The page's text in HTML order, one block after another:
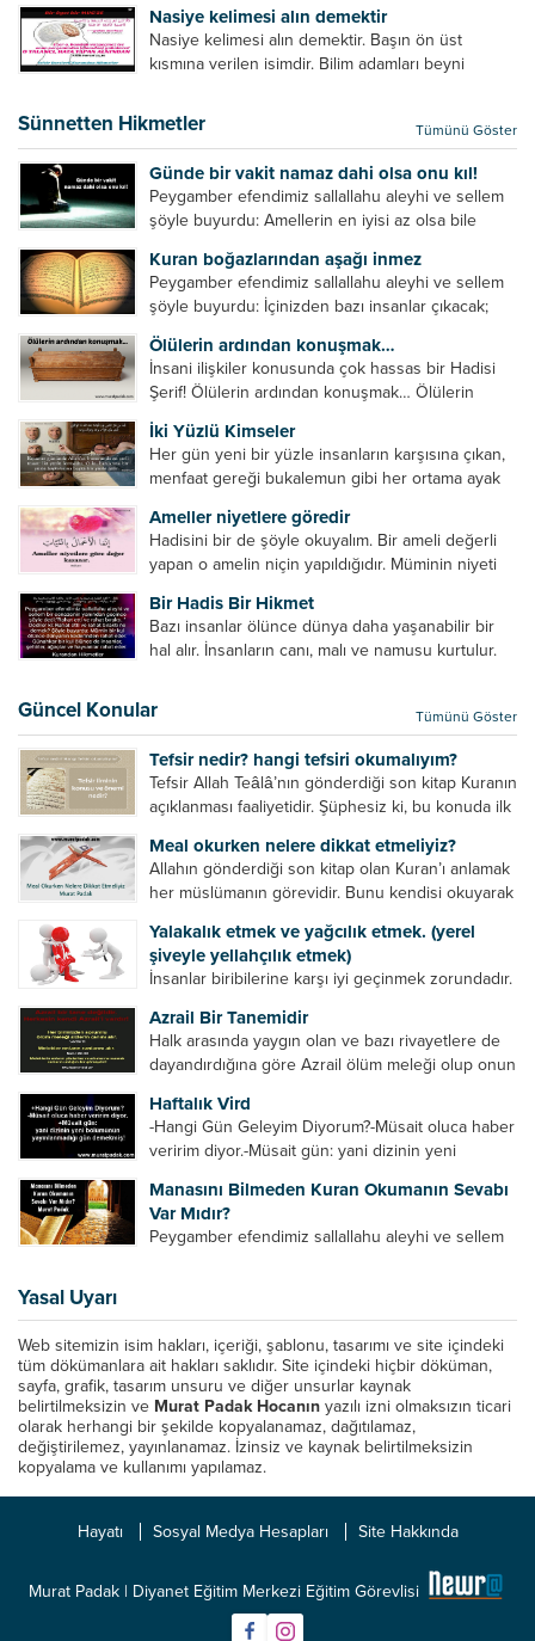
âyetlere baksın. Hayatı özetler misin sorusuna
verilebilecek en kısa ve bir o...
Nasiye kelimesi alın demektir
Nasiye kelimesi alın demektir. Başın ön üst
kısmına verilen isimdir. Bilim adamları beyni
Beynin ön kısmında bulunan bölüme ön bellek
denir. Bu kısım insan vücudunda...
Sünnetten Hikmetler Tümünü Göster
Günde bir vakit namaz dahi olsa onu kıl!
Peygamber efendimiz sallallahu aleyhi ve sellem
şöyle buyurdu: Amellerin en iyisi az olsa bile
bir yere sahiptir. Namaz kul ile Allah arasındaki bir
toplantıdır....
Kuran boğazlarından aşağı inmez
Peygamber efendimiz sallallahu aleyhi ve sellem
şöyle buyurdu: İçinizden bazı insanlar çıkacak;
küçümseyeceksiniz. Onların oruçlarını görünce
kendi oruçlarınızı küçümseyeceksiniz. Onların
amellerini görünce kendi amellerinizi
küçümseyeceksiniz. ...
Ölülerin ardından konuşmak…
İnsani ilişkiler konusunda çok hassas bir Hadisi
Şerif! Ölülerin ardından konuşmak… Ölülerin
küfretmek, sövmek, onların günah ve kusurlarını
zikretmek ölüye zarar vermez, fayda da vermez....
İki Yüzlü Kimseler
Her gün yeni bir yüzle insanların karşısına çıkan,
menfaat gereği bukalemun gibi her ortama ayak
insan grubudur. Müminlerin yanında mümin gibi
duran,...
Ameller niyetlere göredir
Hadisini bir de şöyle okuyalım. Bir ameli değerli
yapan o amelin niçin yapıldığıdır. Müminin niyeti
namazın hiçbir değeri yoktur. Gösteriş için
okunan ezanın hiçbir...
Bir Hadis Bir Hikmet
Bazı insanlar ölünce dünya daha yaşanabilir bir
hal alır. İnsanların canı, malı ve namusu kurtulur.
kurtulur. Ağaçlar onun zulmünden kurtulur....
Güncel Konular Tümünü Göster
Tefsir nedir? hangi tefsiri okumalıyım?
Tefsir Allah Teâlâ’nın gönderdiği son kitap Kuranın
açıklanması faaliyetidir. Şüphesiz ki, bu konuda ilk
ayetleri peygamber efendimize soruyor. O da
bunları izah ediyor/tefsir ediyordu. “Biz sana...
Meal okurken nelere dikkat etmeliyiz?
Allahın gönderdiği son kitap olan Kuran’ı anlamak
her müslümanın görevidir. Bunu kendisi okuyarak
yollarla anlamaya çalışmalıdır. Meal nedir? Arapça
bir kelime olan meal;...
Yalakalık etmek ve yağcılık etmek. (yerel
şiveyle yellahçılık etmek)
İnsanlar biribilerine karşı iyi geçinmek zorundadır.
makam gücü, nesep gücü, maddi güç, fiziki güç)
diğer insanları ezebiliyor. Normal şartlarda elinde
bu güçler...
Azrail Bir Tanemidir
Halk arasında yaygın olan ve bazı rivayetlere de
dayandırdığına göre Azrail ölüm meleği olup onun
Azrail tek başına aynı anda binlerce insanın
canını...
Haftalık Vird
-Hangi Gün Geleyim Diyorum?-Müsait oluca haber
veririm diyor.-Müsait gün: yani dizinin yeni
efendinin Haftalık Virdi HAFTALIK VİRD Pazartesi
Günü Hangi VİRD var?20:00 Star TV –...
Manasını Bilmeden Kuran Okumanın Sevabı
Var Mıdır?
Peygamber efendimiz sallallahu aleyhi ve sellem
Yasal Uyarı
Web sitemizin isim hakları, içeriği, şablonu, tasarımı ve site içindeki
tüm dökümanlara ait hakları saklıdır. Site içindeki hiçbir döküman,
sayfa, grafik, tasarım unsuru ve diğer unsurlar kaynak
belirtilmeksizin ve Murat Padak Hocanın yazılı izni olmaksızın ticari
olarak herhangi bir şekilde kopyalanamaz, dağıtılamaz,
değiştirilemez, yayınlanamaz. İzinsiz ve kaynak belirtilmeksizin
kopyalama ve kullanımı yapılamaz.
Hayatı Sosyal Medya Hesapları Site Hakkında
Murat Padak | Diyanet Eğitim Merkezi Eğitim Görevlisi